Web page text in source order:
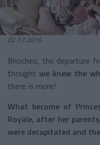
02.17.2016
Brioches, the departure
thought we knew the
there is more!
What become of
Royale, after her
were decapitated and